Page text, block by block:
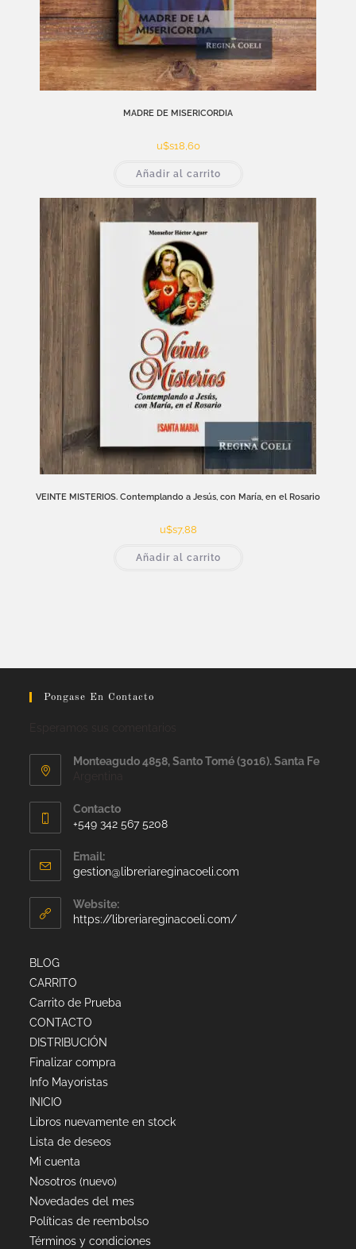
MADRE DE MISERICORDIA
u$s18,60
Añadir al carrito
VEINTE MISTERIOS. Contemplando a Jesús, con María, en el Rosario
u$s7,88
Añadir al carrito
Pongase En Contacto
Monteagudo 4858, Santo Tomé (3016). Santa Fe
Contacto
+549 342 567 5208
Email:
gestion@libreriareginacoeli.com
Website:
https://libreriareginacoeli.com/
BLOG
CARRITO
Carrito de Prueba
CONTACTO
DISTRIBUCIÓN
Finalizar compra
Info Mayoristas
INICIO
Libros nuevamente en stock
Lista de deseos
Mi cuenta
Nosotros (nuevo)
Novedades del mes
Políticas de reembolso
Términos y condiciones